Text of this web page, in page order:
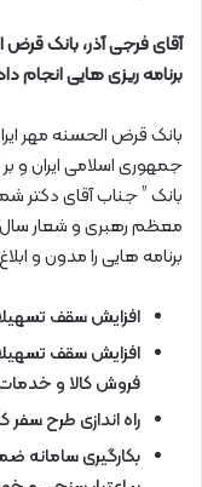
آقای فرجی آذر، بانک
برنامه ریزی هایی انجام
بانک قرض الحسنه مهر
جمهوری اسلامی ایران و
بانک ” جناب آقای دکتر
معظم رهبری و شعار
برنامه هایی را مدون و
افزایش سقف
افزایش سقف
فروش کالا و خدمات
راه اندازی طرح
بکارگیری سامانه